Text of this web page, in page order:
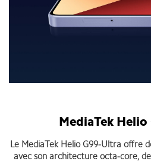
MediaTek
Le MediaTek Helio G99-Ultra offre
avec son architecture octa-core,